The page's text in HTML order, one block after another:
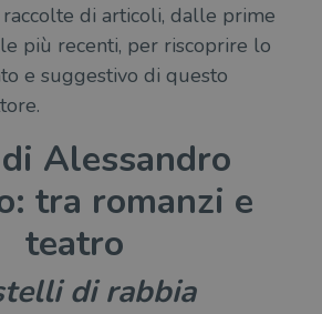
di articoli, dalle prime
più recenti, per riscoprire lo
e suggestivo di questo
Alessandro
tra romanzi e
teatro
di rabbia